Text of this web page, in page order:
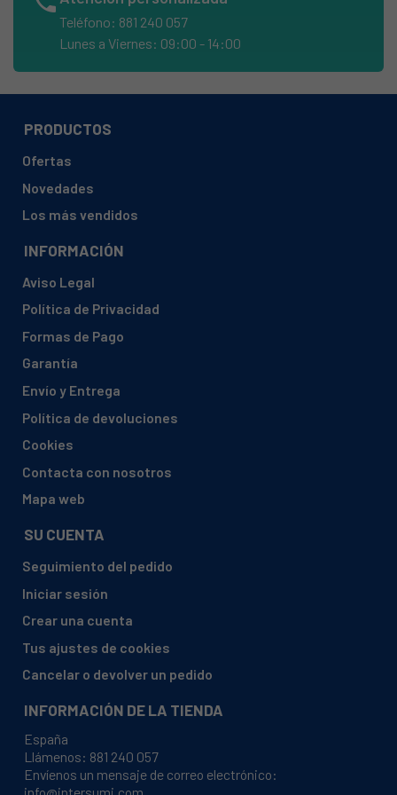
ARISTON, MTM1521VR (34473880001 47388)
ARISTON, MTM1521VR (869990473880)
ARISTON, MTM1522VR (34473890001 47389)
ARISTON, MTM1522VR (869990473890)
ARISTON, MTM1611 (34374270000 37427)
ARISTON, MTM1621VRFR (34473920000 47392)
ARISTON, MTM1622VR (869990473910)
ARISTON, MTM1711FF (34460380100)
ARISTON, MTM1711FFHA (46038)
ARISTON, MTM1712FF (34460390001 46039)
ARISTON, MTM1721VR (34460440100 46044)
ARISTON, MTM1721VWBRFR (34460480000 46048)
Teléfono: 881 240 057
Lunes a Viernes: 09:00 - 14:00
PRODUCTOS
Ofertas
Novedades
Los más vendidos
INFORMACIÓN
Aviso Legal
Política de Privacidad
Formas de Pago
Garantía
Envío y Entrega
Política de devoluciones
Cookies
Contacta con nosotros
Mapa web
SU CUENTA
Seguimiento del pedido
Iniciar sesión
Crear una cuenta
Tus ajustes de cookies
Cancelar o devolver un pedido
INFORMACIÓN DE LA TIENDA
España
Llámenos: 881 240 057
Envíenos un mensaje de correo electrónico: